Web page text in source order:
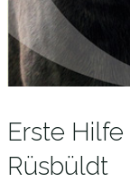
Erste
Rüsbüldt